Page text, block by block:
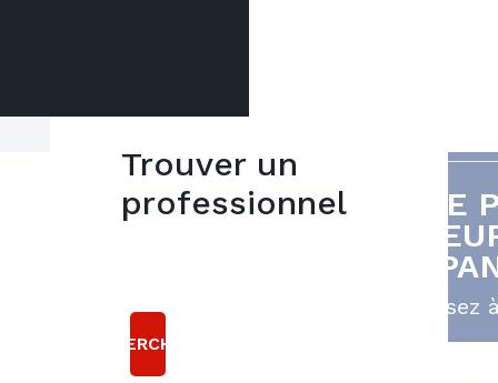
Vous n’avez
plus d’eau
sont bruyants
ou ne
VOTRE
Trouver un
professionnel
RECHERCHER
5
Choisir
Axenergie